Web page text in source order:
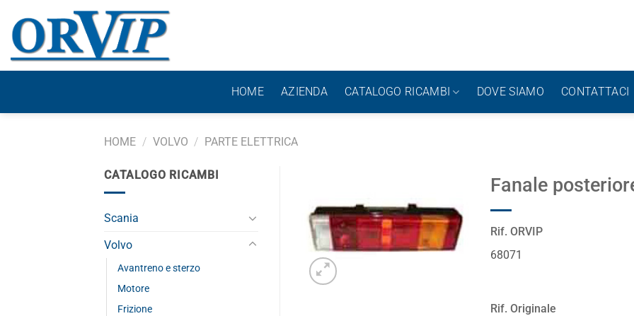
contenuti
HOME AZIENDA CATALOGO RICAMBI DOVE SIAMO CONTATTACI
HOME / VOLVO / PARTE ELETTRICA
CATALOGO RICAMBI
Scania
Volvo
Avantreno e sterzo
Motore
Frizione
Fanale
Rif. ORVIP
68071
Rif. Originale